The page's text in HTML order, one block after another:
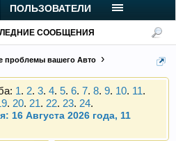
проблемы вашего Авто
дизелей от
1. 2. 3. 4. 5. 6. 7. 8. 9. 10. 11.
. 20. 21. 22. 23. 24.
16 Августа 2026 года, 11
СООБЩЕНИЯ
ПОЛЬЗОВАТЕЛИ